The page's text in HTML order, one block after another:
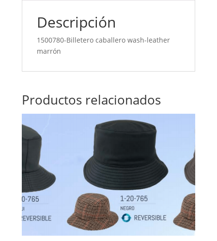
Descripción
1500780-Billetero caballero wash-leather
marrón
Productos relacionados